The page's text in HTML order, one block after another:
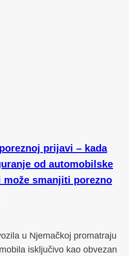
prijavi – kada
od automobilske
smanjiti porezno
u Njemačkoj promatraju
isključivo kao obvezan